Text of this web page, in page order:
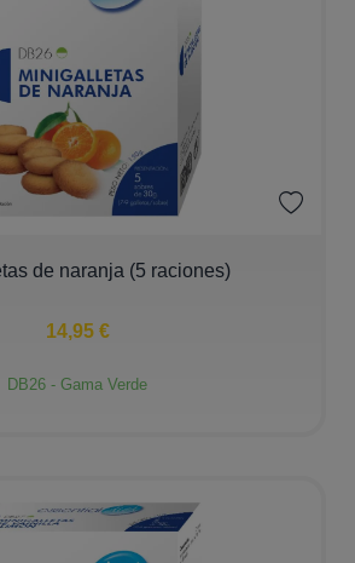
de naranja (5 raciones)
14,95 €
DB26 - Gama Verde